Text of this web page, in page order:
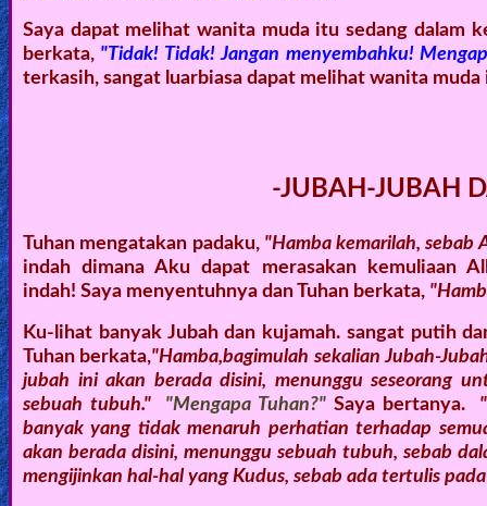
Video
Ask
Funny...
2nd
Page,
Older
Material
Saya dapat melihat wanita muda itu sedang dalam
berkata, "Tidak! Tidak! Jangan menyembahku!
terkasih, sangat luarbiasa dapat melihat wanita
-JUBAH-JUBAH
Tuhan mengatakan padaku, "Hamba kemarilah, sebab
indah dimana Aku dapat merasakan kemuliaan
indah! Saya menyentuhnya dan Tuhan berkata,
Ku-lihat banyak Jubah dan kujamah. sangat putih
Tuhan berkata,"Hamba,bagimulah sekalian Jubah-
jubah ini akan berada disini, menunggu seseorang
sebuah tubuh."
"Mengapa Tuhan?" Saya bertanya.
banyak yang tidak menaruh perhatian terhadap
akan berada disini, menunggu sebuah tubuh, sebab
mengijinkan hal-hal yang Kudus, sebab ada tertulis